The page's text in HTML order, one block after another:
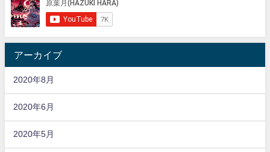
アーカイブ
2020年8月
2020年6月
2020年5月